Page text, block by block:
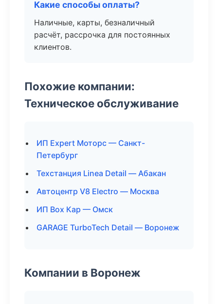
Какие способы оплаты?
Наличные, карты, безналичный
расчёт, рассрочка для постоянных
клиентов.
Похожие компании:
Техническое обслуживание
ИП Expert Моторс — Санкт-
Петербург
Техстанция Linea Detail — Абакан
Автоцентр V8 Electro — Москва
ИП Box Кар — Омск
GARAGE TurboTech Detail — Воронеж
Компании в Воронеж